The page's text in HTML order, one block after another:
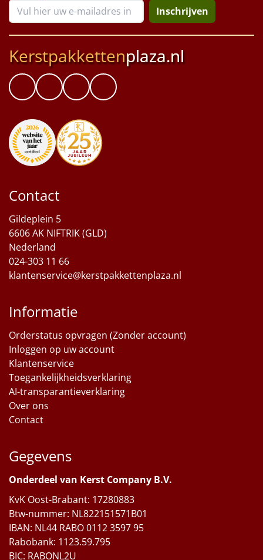
Inschrijven
Kerstpakkettenplaza.nl
Contact
Gildeplein 5
6606 AK NIFTRIK (GLD)
Nederland
024-303 11 66
klantenservice@kerstpakkettenplaza.nl
Informatie
Orderstatus opvragen (Zonder account)
Inloggen op uw account
Klantenservice
Toegankelijkheidsverklaring
AI-transparantieverklaring
Over ons
Contact
Gegevens
Onderdeel van Kerst Company B.V.
KvK Oost-Brabant: 17280883
Btw-nummer: NL822151571B01
IBAN: NL44 RABO 0112 3597 95
Rabobank: 1123.59.795
BIC: RABONL2U